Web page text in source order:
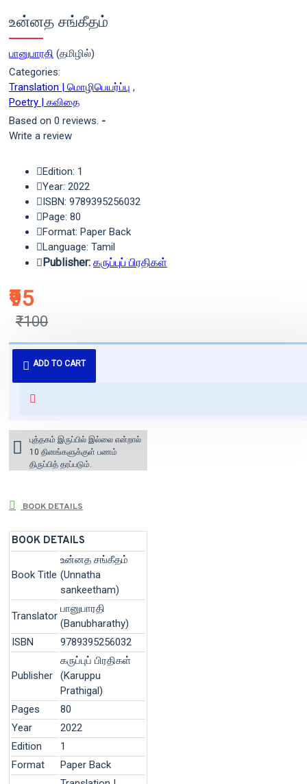
உன்னத சங்கீதம்
பானுபாரதி (தமிழில்)
Categories:
Translation | மொழிபெயர்ப்பு ,
Poetry | கவிதை
Based on 0 reviews. -
Write a review
₹95
₹100
Edition: 1
Year: 2022
ISBN: 9789395256032
Page: 80
Format: Paper Back
Language: Tamil
Publisher: கருப்புப் பிரதிகள்
ADD TO CART
புத்தகம் 3 - 7 நாட்களில் அனுப்பி
வைக்கப்படும்.
for orders above ₹1000 within
புத்தகம் இருப்பில் இல்லை என்றால்
10 தினங்களுக்குள் பணம்
திருப்பித் தரப்படும்.
BOOK DETAILS
BOOK DETAILS
Book Title
உன்னத சங்கீதம்
(Unnatha
sankeetham)
Translator
பானுபாரதி
(Banubharathy)
ISBN
9789395256032
Publisher
கருப்புப் பிரதிகள்
(Karuppu
Prathigal)
Pages
80
Year
2022
Edition
1
Format
Paper Back